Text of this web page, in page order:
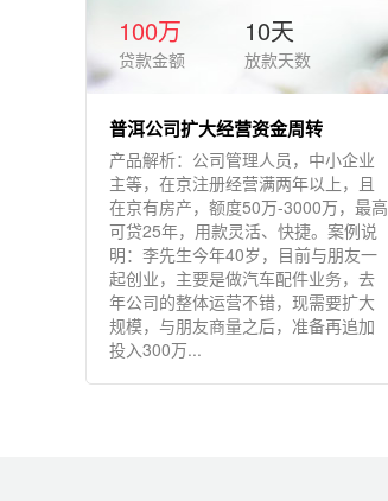
100万
贷款金额
10天
放款天数
普洱公司扩大经营资金周转
产品解析：公司管理人员，中小企业
主等，在京注册经营满两年以上，且
在京有房产，额度50万-3000万，最高
可贷25年，用款灵活、快捷。案例说
明：李先生今年40岁，目前与朋友一
起创业，主要是做汽车配件业务，去
年公司的整体运营不错，现需要扩大
规模，与朋友商量之后，准备再追加
投入300万...